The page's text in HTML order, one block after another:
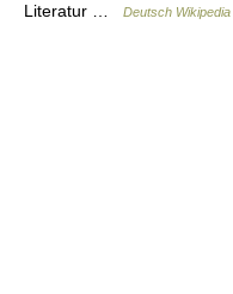
Literatur …
Deutsch Wikipedia